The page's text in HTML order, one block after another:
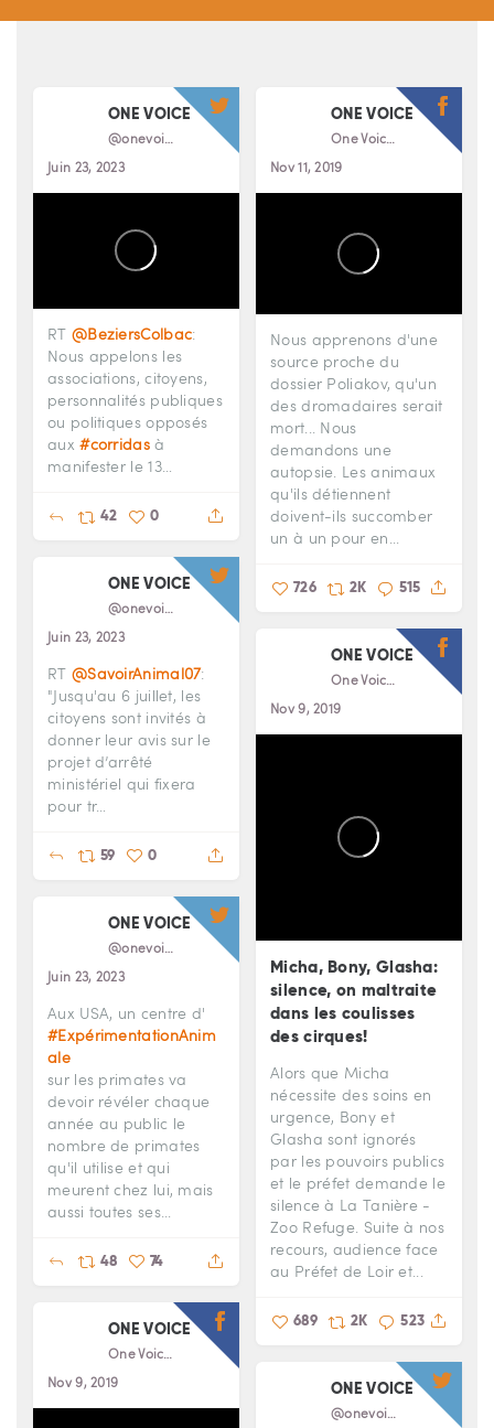
ONE VOICE
@onevoiceanimal
Juin 23, 2023
RT @BeziersColbac:
Nous appelons les
associations, citoyens,
personnalités publiques
ou politiques opposés
aux#corridasà
manifester le 13…
42 0
ONE VOICE
One Voice
Nov 11, 2019
Nous apprenons d'une
source proche du
dossier Poliakov, qu'un
des dromadaires serait
mort... Nous
demandons une
autopsie. Les animaux
qu'ils détiennent
doivent-ils succomber
un à un pour en...
726 2K 515
ONE VOICE
@onevoiceanimal
Juin 23, 2023
RT @SavoirAnimal07:
"Jusqu'au 6 juillet, les
citoyens sont invités à
donner leur avis sur le
projet d’arrêté
ministériel qui fixera
pour tr…
59 0
ONE VOICE
One Voice
Nov 9, 2019
Micha, Bony, Glasha:
silence, on maltraite
dans les coulisses
des cirques!
Alors que Micha
nécessite des soins en
urgence, Bony et
Glasha sont ignorés
par les pouvoirs publics
et le préfet demande le
silence à La Tanière -
Zoo Refuge. Suite à nos
recours, audience face
au Préfet de Loir et...
689 2K 523
ONE VOICE
@onevoiceanimal
Juin 23, 2023
Aux USA, un centre d'
#ExpérimentationAnim
ale
sur les primates va
devoir révéler chaque
année au public le
nombre de primates
qu'il utilise et qui
meurent chez lui, mais
aussi toutes ses...
48 74
ONE VOICE
One Voice
Nov 9, 2019
ONE VOICE
@onevoiceanimal